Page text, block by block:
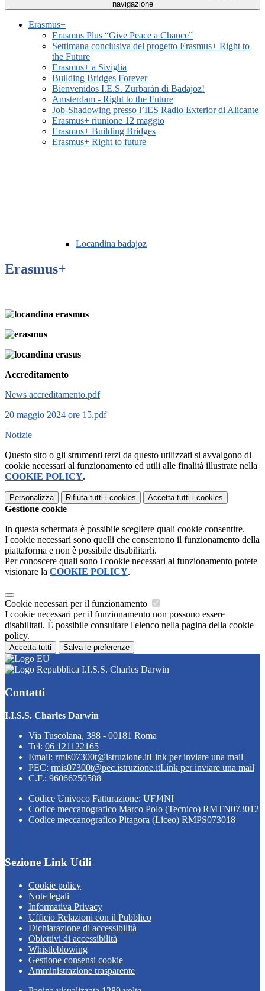
navigazione
Erasmus+
Erasmus Plus “Give Peace a Chance”
Settimana conclusiva del progetto Erasmus+ Right to
the Future
Erasmus+ a Siviglia
Building Bridges Forever
Bienvenidos I.E.S. Zurbarán di Badajoz!
Amsterdam - Right to the Future
Job-Shadowing presso l’IES Radio Exterior di Alicante
Erasmus+ riunione 12 maggio
Erasmus+ Building Bridges
Erasmus+ Right to future
Locandina badajoz
Erasmus+
Accreditamento
News accreditamento.pdf
20 maggio 2024 ore 15.pdf
Notizie
Questo sito o gli strumenti terzi da questo utilizzati si avvalgono di
cookie necessari al funzionamento ed utili alle finalità illustrate nella
COOKIE POLICY.
Personalizza Rifiuta tutti i cookies Accetta tutti i cookies
Gestione cookie
In questa schermata è possibile scegliere quali cookie consentire.
I cookie necessari sono quelli che consentono il funzionamento della
piattaforma e non è possibile disabilitarli.
Per conoscere quali sono i cookie necessari al funzionamento potete
visionare la COOKIE POLICY.
Cookie necessari per il funzionamento
I cookie necessari per il funzionamento non possono essere
disabilitati. È possibile consultare l'elenco nella pagina della cookie
policy.
Accetta tutti Salva le preferenze
I.I.S.S. Charles Darwin
Contatti
I.I.S.S. Charles Darwin
Via Tuscolana, 388 - 00181 Roma
Tel: 06 121122165
Email: rmis07300t@istruzione.itLink per inviare una mail
PEC: rmis07300t@pec.istruzione.itLink per inviare una mail
C.F.: 96066250588
Codice Univoco Fatturazione: UFJ4NI
Codice meccanografico Marco Polo (Tecnico) RMTN073012
Codice meccanografico Pitagora (Liceo) RMPS073018
Sezione Link Utili
Cookie policy
Note legali
Informativa Privacy
Ufficio Relazioni con il Pubblico
Dichiarazione di accessibilità
Obiettivi di accessibilità
Whistleblowing
Gestione consensi cookie
Amministrazione trasparente